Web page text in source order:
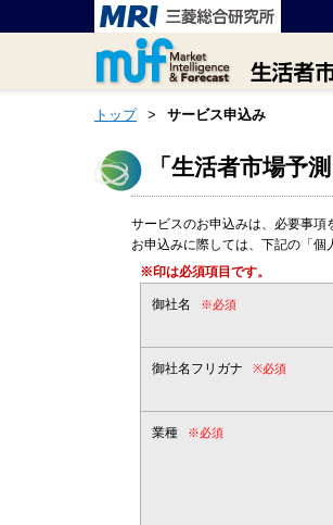
トップ > サービス申込み
「生活者市場予
サービスのお申込みは、必要事
お申込みに際しては、下記の「
※印は必須項目です。
御社名
※必須
御社名フリガナ
※必須
業種 ※必須